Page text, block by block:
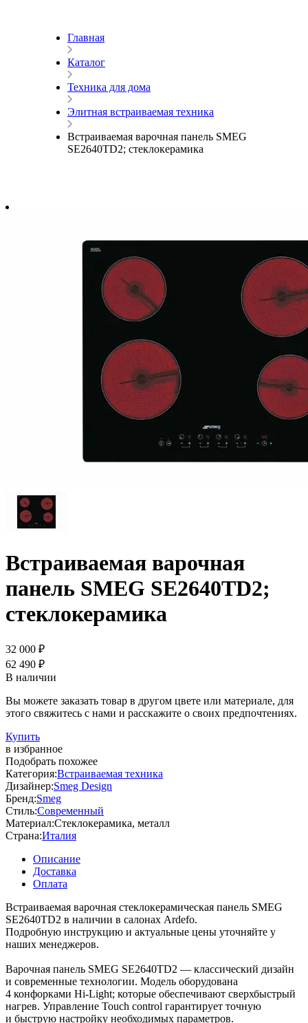
Главная
Каталог
Техника для дома
Элитная встраиваемая техника
Встраиваемая варочная панель SMEG
SE2640TD2; стеклокерамика
Встраиваемая варочная
панель SMEG SE2640TD2;
стеклокерамика
32 000 ₽
62 490 ₽
В наличии
Вы можете заказать товар в другом цвете или материале, для
этого свяжитесь с нами и расскажите о своих предпочтениях.
Купить
в избранное
Подобрать похожее
Категория:Встраиваемая техника
Дизайнер:Smeg Design
Бренд:Smeg
Стиль:Современный
Материал:Стеклокерамика, металл
Страна:Италия
Описание
Доставка
Оплата
Встраиваемая варочная стеклокерамическая панель SMEG
SE2640TD2 в наличии в салонах Ardefo.
Подробную инструкцию и актуальные цены уточняйте у
наших менеджеров.
Варочная панель SMEG SE2640TD2 — классический дизайн
и современные технологии. Модель оборудована
4 конфорками Hi-Light; которые обеспечивают сверхбыстрый
нагрев. Управление Touch control гарантирует точную
и быструю настройку необходимых параметров.